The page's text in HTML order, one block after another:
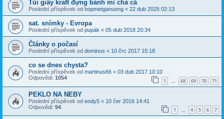
Túi giấy kraft đựng bánh mì chả cá
Poslední příspěvek od hopmetganuong « 22 dub 2025 02:13
sat. snímky - Evropa
Poslední příspěvek od pupák « 05 dub 2018 20:34
Články o počasí
Poslední příspěvek od dominus « 10 črc 2017 15:18
co se dnes chysta?
Poslední příspěvek od martinus66 « 03 dub 2017 10:10
Odpovědi: 1054 1 … 68 69 70 71
PEKLO NA NEBY
Poslední příspěvek od endy5 « 10 čer 2016 14:41
Odpovědi: 94 1 4 5 6 7